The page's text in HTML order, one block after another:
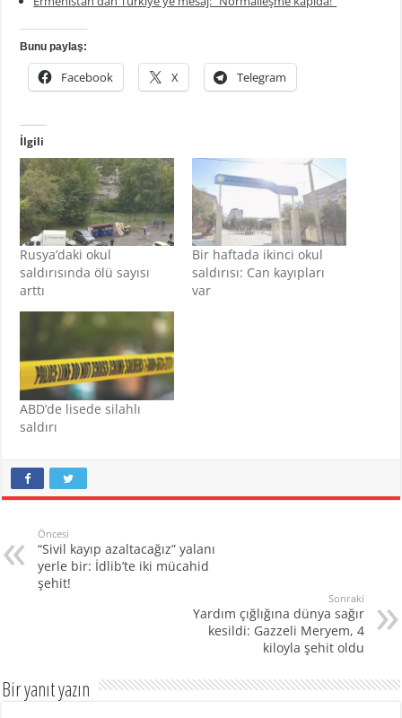
Bunu paylaş:
Facebook X Telegram
İlgili
Rusya’daki okul
saldırısında ölü sayısı
arttı
Bir haftada ikinci okul
saldırısı: Can kayıpları
var
ABD’de lisede silahlı
saldırı
Öncesi
“Sivil kayıp azaltacağız” yalanı
yerle bir: İdlib’te iki mücahid
şehit!
Sonraki
Yardım çığlığına dünya sağır
kesildi: Gazzeli Meryem, 4
kiloyla şehit oldu
Bir yanıt yazın